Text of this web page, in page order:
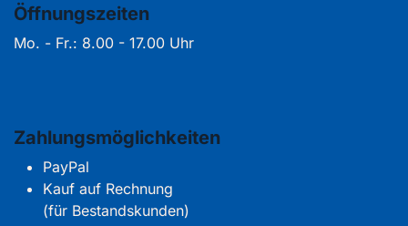
Öffnungszeiten
Mo. - Fr.: 8.00 - 17.00 Uhr
Zahlungsmöglichkeiten
PayPal
Kauf auf Rechnung
(für Bestandskunden)